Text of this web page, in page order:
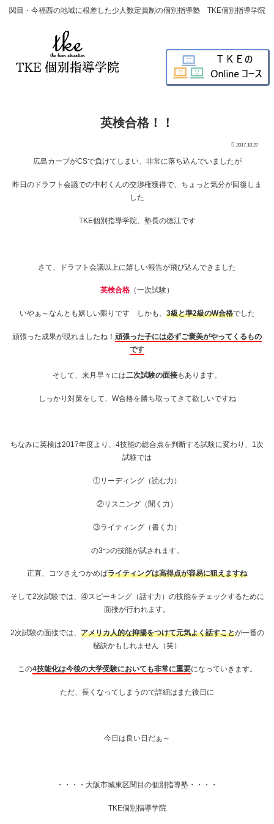
関目・今福西の地域に根差した少人数定員制の個別指導塾 TKE個別指導学院
英検合格！！
2017.10.27
広島カープがCSで負けてしまい、非常に落ち込んでいましたが
昨日のドラフト会議での中村くんの交渉権獲得で、ちょっと気分が回復しま
した
TKE個別指導学院、塾長の徳江です
さて、ドラフト会議以上に嬉しい報告が飛び込んできました
英検合格 （一次試験）
いやぁ～なんとも嬉しい限りです しかも、 3級と準2級のW合格でした
頑張った成果が現れましたね！ 頑張った子には必ずご褒美がやってくるもの
です
そして、来月早々には二次試験の面接もあります。
しっかり対策をして、W合格を勝ち取ってきて欲しいですね
ちなみに英検は2017年度より、4技能の総合点を判断する試験に変わり、1次
試験では
①リーディング（読む力）
②リスニング（聞く力）
③ライティング（書く力）
の3つの技能が試されます。
正直、コツさえつかめばライティングは高得点が容易に狙えますね
そして2次試験では、④スピーキング（話す力）の技能をチェックするために
面接が行われます。
2次試験の面接では、 アメリカ人的な抑揚をつけて元気よく話すことが一番の
秘訣かもしれません（笑）
この4技能化は今後の大学受験においても非常に重要になっていきます。
ただ、長くなってしまうので詳細はまた後日に
今日は良い日だぁ～
・・・・大阪市城東区関目の個別指導塾・・・・
TKE個別指導学院